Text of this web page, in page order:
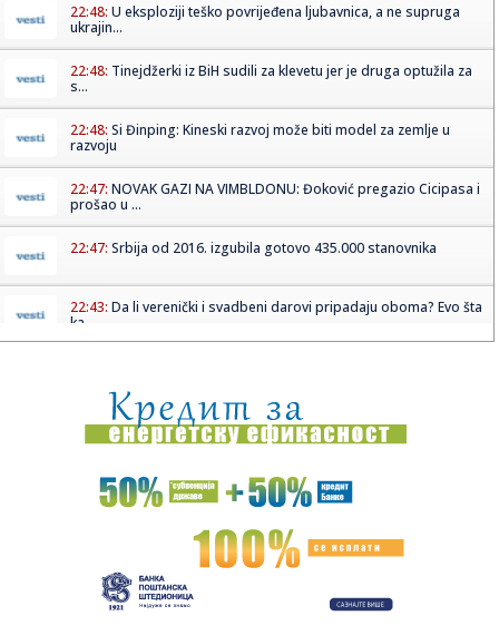
22:48: U eksploziji teško povrijeđena ljubavnica, a ne supruga
ukrajin...
22:48: Tinejdžerki iz BiH sudili za klevetu jer je druga optužila za
s...
22:48: Si Đinping: Kineski razvoj može biti model za zemlje u
razvoju
22:47: NOVAK GAZI NA VIMBLDONU: Đoković pregazio Cicipasa i
prošao u ...
22:47: Srbija od 2016. izgubila gotovo 435.000 stanovnika
22:43: Da li verenički i svadbeni darovi pripadaju oboma? Evo šta
ka...
22:18:JOKIĆ I LEBRON: Denver spreman da napravi zemljotres u
NBA ligi!
22:16:Zaboravili ste telefon u autobusu ili taksiju? Evo gde
završavaj...
"Zatvaramo poglavlje!" Frenki Muniz rešio da se razvede
22:15:Stellantis vraća Autobianchi, ali...